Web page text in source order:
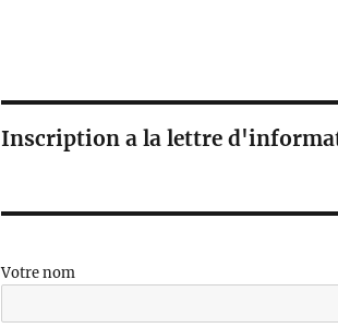
Inscription a la lettre
Votre nom